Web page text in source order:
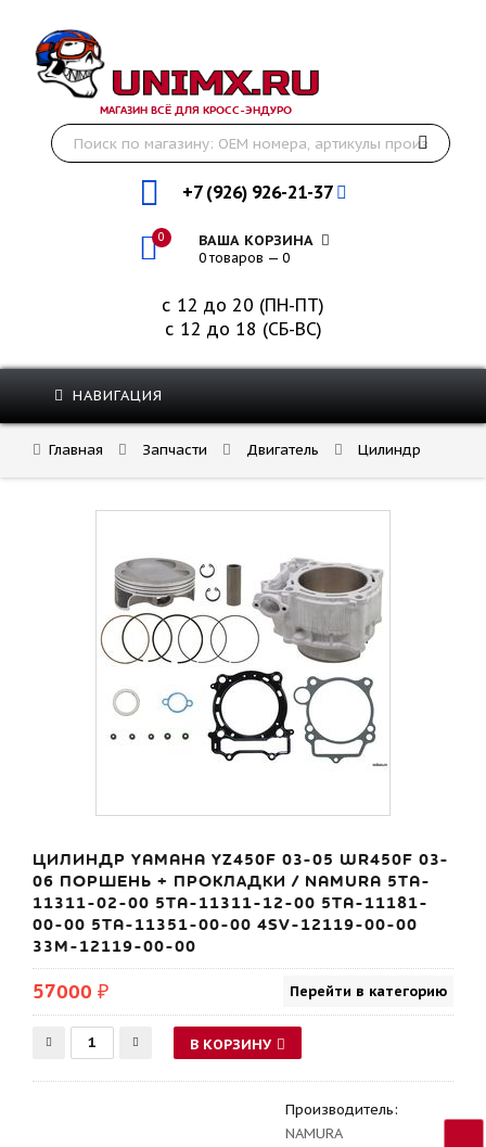
МАГАЗИН ВСЁ ДЛЯ КРОСС-ЭНДУРО
+7 (926) 926-21-37
0 ВАША КОРЗИНА
0 товаров — 0
с 12 до 20 (ПН-ПТ)
с 12 до 18 (СБ-ВС)
НАВИГАЦИЯ
Главная Запчасти Двигатель Цилиндр
ЦИЛИНДР YAMAHA YZ450F 03-05 WR450F 03-
06 ПОРШЕНЬ + ПРОКЛАДКИ / NAMURA 5TA-
11311-02-00 5TA-11311-12-00 5TA-11181-
00-00 5TA-11351-00-00 4SV-12119-00-00
33M-12119-00-00
57000 ₽ Перейти в категорию
В КОРЗИНУ
Производитель:
NAMURA